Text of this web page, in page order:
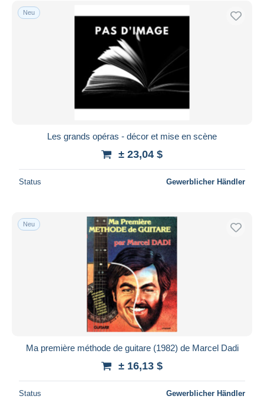
Neu
Les grands opéras - décor et mise en scène
± 23,04 $
Status Gewerblicher Händler
Neu
Ma première méthode de guitare (1982) de Marcel Dadi
± 16,13 $
Status Gewerblicher Händler